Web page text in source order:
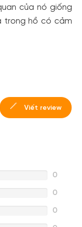
của nó giống
trong hồ có cảm
Viết review
0
0
0
ưu đãi